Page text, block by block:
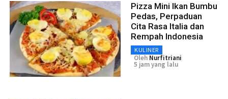
Pizza Mini Ikan Bumbu
Pedas, Perpaduan
Cita Rasa Italia dan
Rempah Indonesia
KULINER
Oleh Nurfitriani
5 jam yang lalu